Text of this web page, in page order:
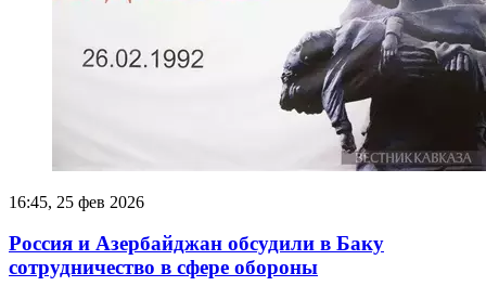
16:45, 25 фев 2026
Россия и Азербайджан обсудили в Баку
сотрудничество в сфере обороны